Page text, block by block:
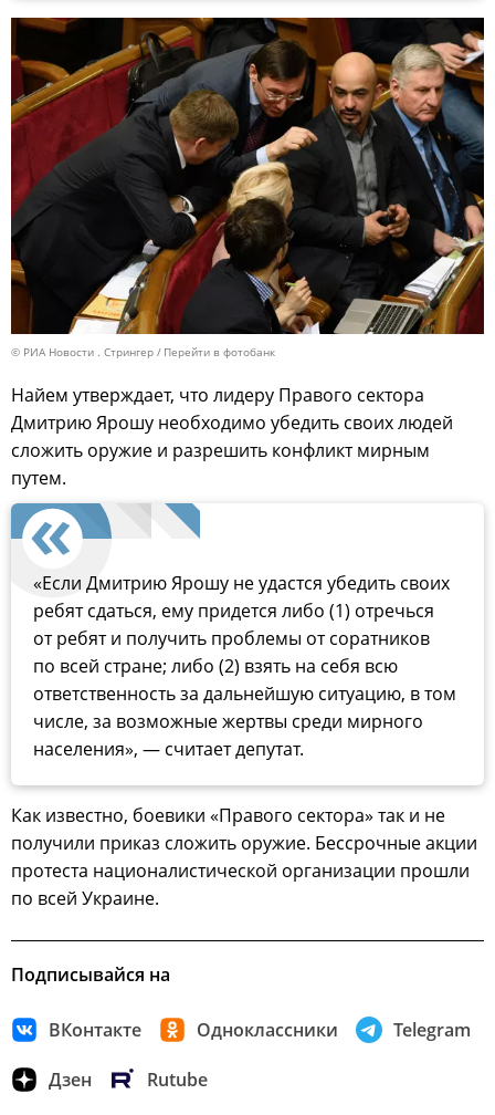
© РИА Новости . Стрингер Перейти в фотобанк
Найем утверждает, что лидеру Правого сектора
Дмитрию Ярошу необходимо убедить своих людей
сложить оружие и разрешить конфликт мирным
путем.
«Если Дмитрию Ярошу не удастся убедить своих
ребят сдаться, ему придется либо (1) отречься
от ребят и получить проблемы от соратников
по всей стране; либо (2) взять на себя всю
ответственность за дальнейшую ситуацию, в том
числе, за возможные жертвы среди мирного
населения», — считает депутат.
Как известно, боевики «Правого сектора» так и не
получили приказ сложить оружие. Бессрочные акции
протеста националистической организации прошли
по всей Украине.
Подписывайся на
ВКонтакте Одноклассники Telegram
Дзен Rutube